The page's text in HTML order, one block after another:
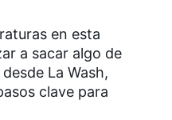
en esta
a sacar algo de
La Wash,
clave para